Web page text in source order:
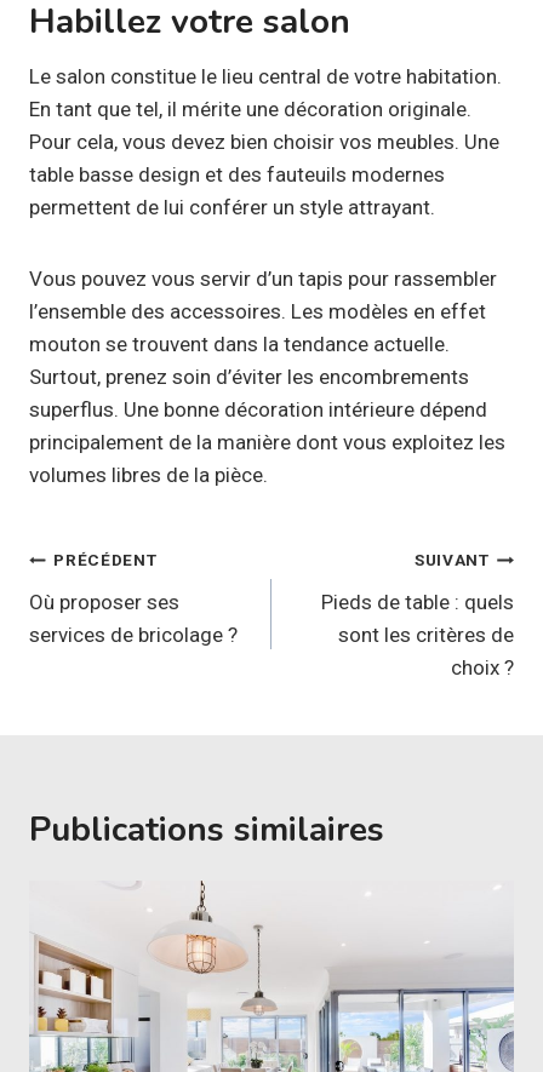
Habillez votre salon
Le salon constitue le lieu central de votre habitation.
En tant que tel, il mérite une décoration originale.
Pour cela, vous devez bien choisir vos meubles. Une
table basse design et des fauteuils modernes
permettent de lui conférer un style attrayant.
Vous pouvez vous servir d’un tapis pour rassembler
l’ensemble des accessoires. Les modèles en effet
mouton se trouvent dans la tendance actuelle.
Surtout, prenez soin d’éviter les encombrements
superflus. Une bonne décoration intérieure dépend
principalement de la manière dont vous exploitez les
volumes libres de la pièce.
Navigation
de
l’article
PRÉCÉDENT
Où proposer ses
services de bricolage ?
SUIVANT
Pieds de table : quels
sont les critères de
choix ?
Publications similaires